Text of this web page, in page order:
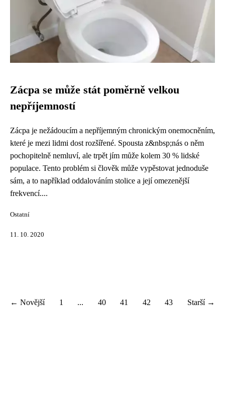
Zácpa se může stát poměrně velkou
nepříjemností
Zácpa je nežádoucím a nepříjemným chronickým onemocněním,
které je mezi lidmi dost rozšířené. Spousta z&nbsp;nás o něm
pochopitelně nemluví, ale trpět jím může kolem 30 % lidské
populace. Tento problém si člověk může vypěstovat jednoduše
sám, a to například oddalováním stolice a její omezenější
frekvencí....
Ostatní
11. 10. 2020
← Novější 1 ... 40 41 42 43 Starší →